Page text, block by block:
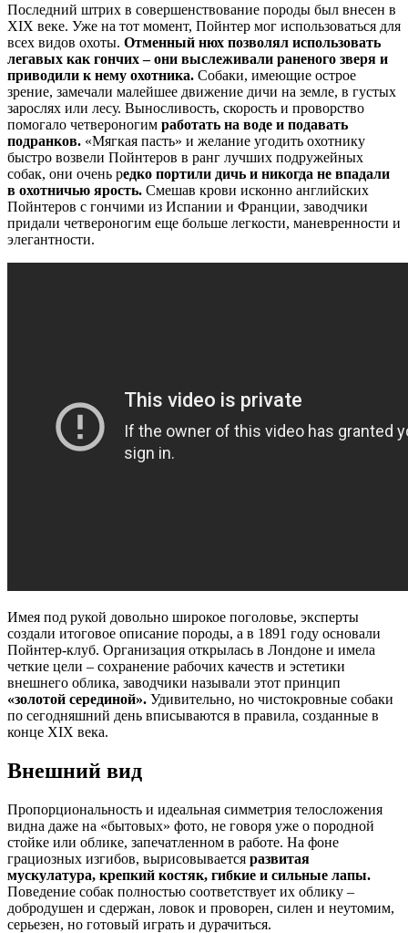
Последний штрих в совершенствование породы был внесен в
XIX веке. Уже на тот момент, Пойнтер мог использоваться для
всех видов охоты. Отменный нюх позволял использовать
легавых как гончих – они выслеживали раненого зверя и
приводили к нему охотника. Собаки, имеющие острое
зрение, замечали малейшее движение дичи на земле, в густых
зарослях или лесу. Выносливость, скорость и проворство
помогало четвероногим работать на воде и подавать
подранков. «Мягкая пасть» и желание угодить охотнику
быстро возвели Пойнтеров в ранг лучших подружейных
собак, они очень редко портили дичь и никогда не впадали
в охотничью ярость. Смешав крови исконно английских
Пойнтеров с гончими из Испании и Франции, заводчики
придали четвероногим еще больше легкости, маневренности и
элегантности.
Имея под рукой довольно широкое поголовье, эксперты
создали итоговое описание породы, а в 1891 году основали
Пойнтер-клуб. Организация открылась в Лондоне и имела
четкие цели – сохранение рабочих качеств и эстетики
внешнего облика, заводчики называли этот принцип
«золотой серединой». Удивительно, но чистокровные собаки
по сегодняшний день вписываются в правила, созданные в
конце XIX века.
Внешний вид
Пропорциональность и идеальная симметрия телосложения
видна даже на «бытовых» фото, не говоря уже о породной
стойке или облике, запечатленном в работе. На фоне
грациозных изгибов, вырисовывается развитая
мускулатура, крепкий костяк, гибкие и сильные лапы.
Поведение собак полностью соответствует их облику –
добродушен и сдержан, ловок и проворен, силен и неутомим,
серьезен, но готовый играть и дурачиться.